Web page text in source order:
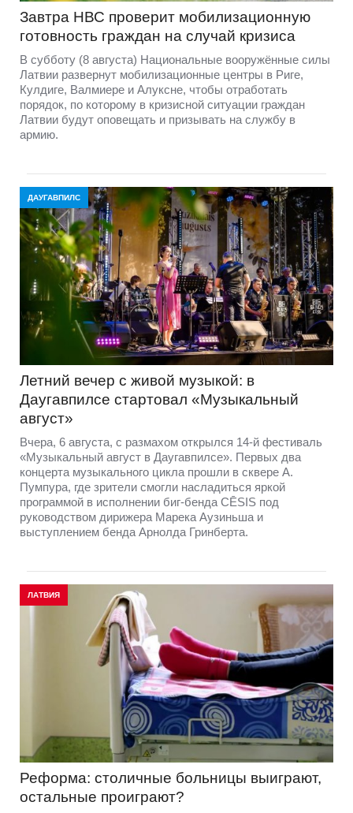
Завтра НВС проверит мобилизационную
готовность граждан на случай кризиса
В субботу (8 августа) Национальные вооружённые силы
Латвии развернут мобилизационные центры в Риге,
Кулдиге, Валмиере и Алуксне, чтобы отработать
порядок, по которому в кризисной ситуации граждан
Латвии будут оповещать и призывать на службу в
армию.
ДАУГАВПИЛС
Летний вечер с живой музыкой: в
Даугавпилсе стартовал «Музыкальный
август»
Вчера, 6 августа, с размахом открылся 14-й фестиваль
«Музыкальный август в Даугавпилсе». Первых два
концерта музыкального цикла прошли в сквере А.
Пумпура, где зрители смогли насладиться яркой
программой в исполнении биг-бенда CĒSIS под
руководством дирижера Марека Аузиньша и
выступлением бенда Арнолда Гринберта.
ЛАТВИЯ
Реформа: столичные больницы выиграют,
остальные проиграют?